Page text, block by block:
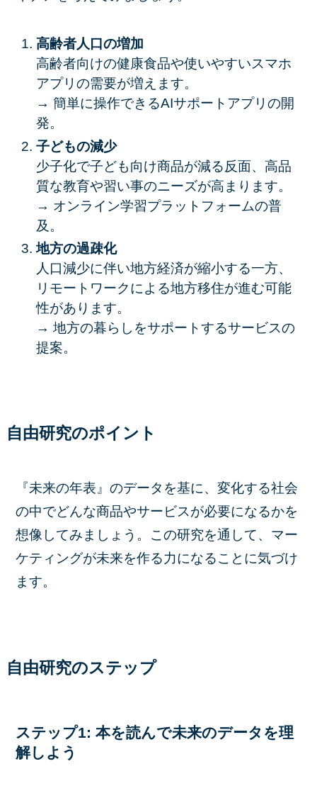
高齢者人口の増加
高齢者向けの健康食品や使いやすいスマホ
アプリの需要が増えます。
→ 簡単に操作できるAIサポートアプリの開
発。
子どもの減少
少子化で子ども向け商品が減る反面、高品
質な教育や習い事のニーズが高まります。
→ オンライン学習プラットフォームの普
及。
地方の過疎化
人口減少に伴い地方経済が縮小する一方、
リモートワークによる地方移住が進む可能
性があります。
→ 地方の暮らしをサポートするサービスの
提案。
自由研究のポイント
『未来の年表』のデータを基に、変化する社会
の中でどんな商品やサービスが必要になるかを
想像してみましょう。この研究を通して、マー
ケティングが未来を作る力になることに気づけ
ます。
自由研究のステップ
ステップ1: 本を読んで未来のデータを理
解しよう